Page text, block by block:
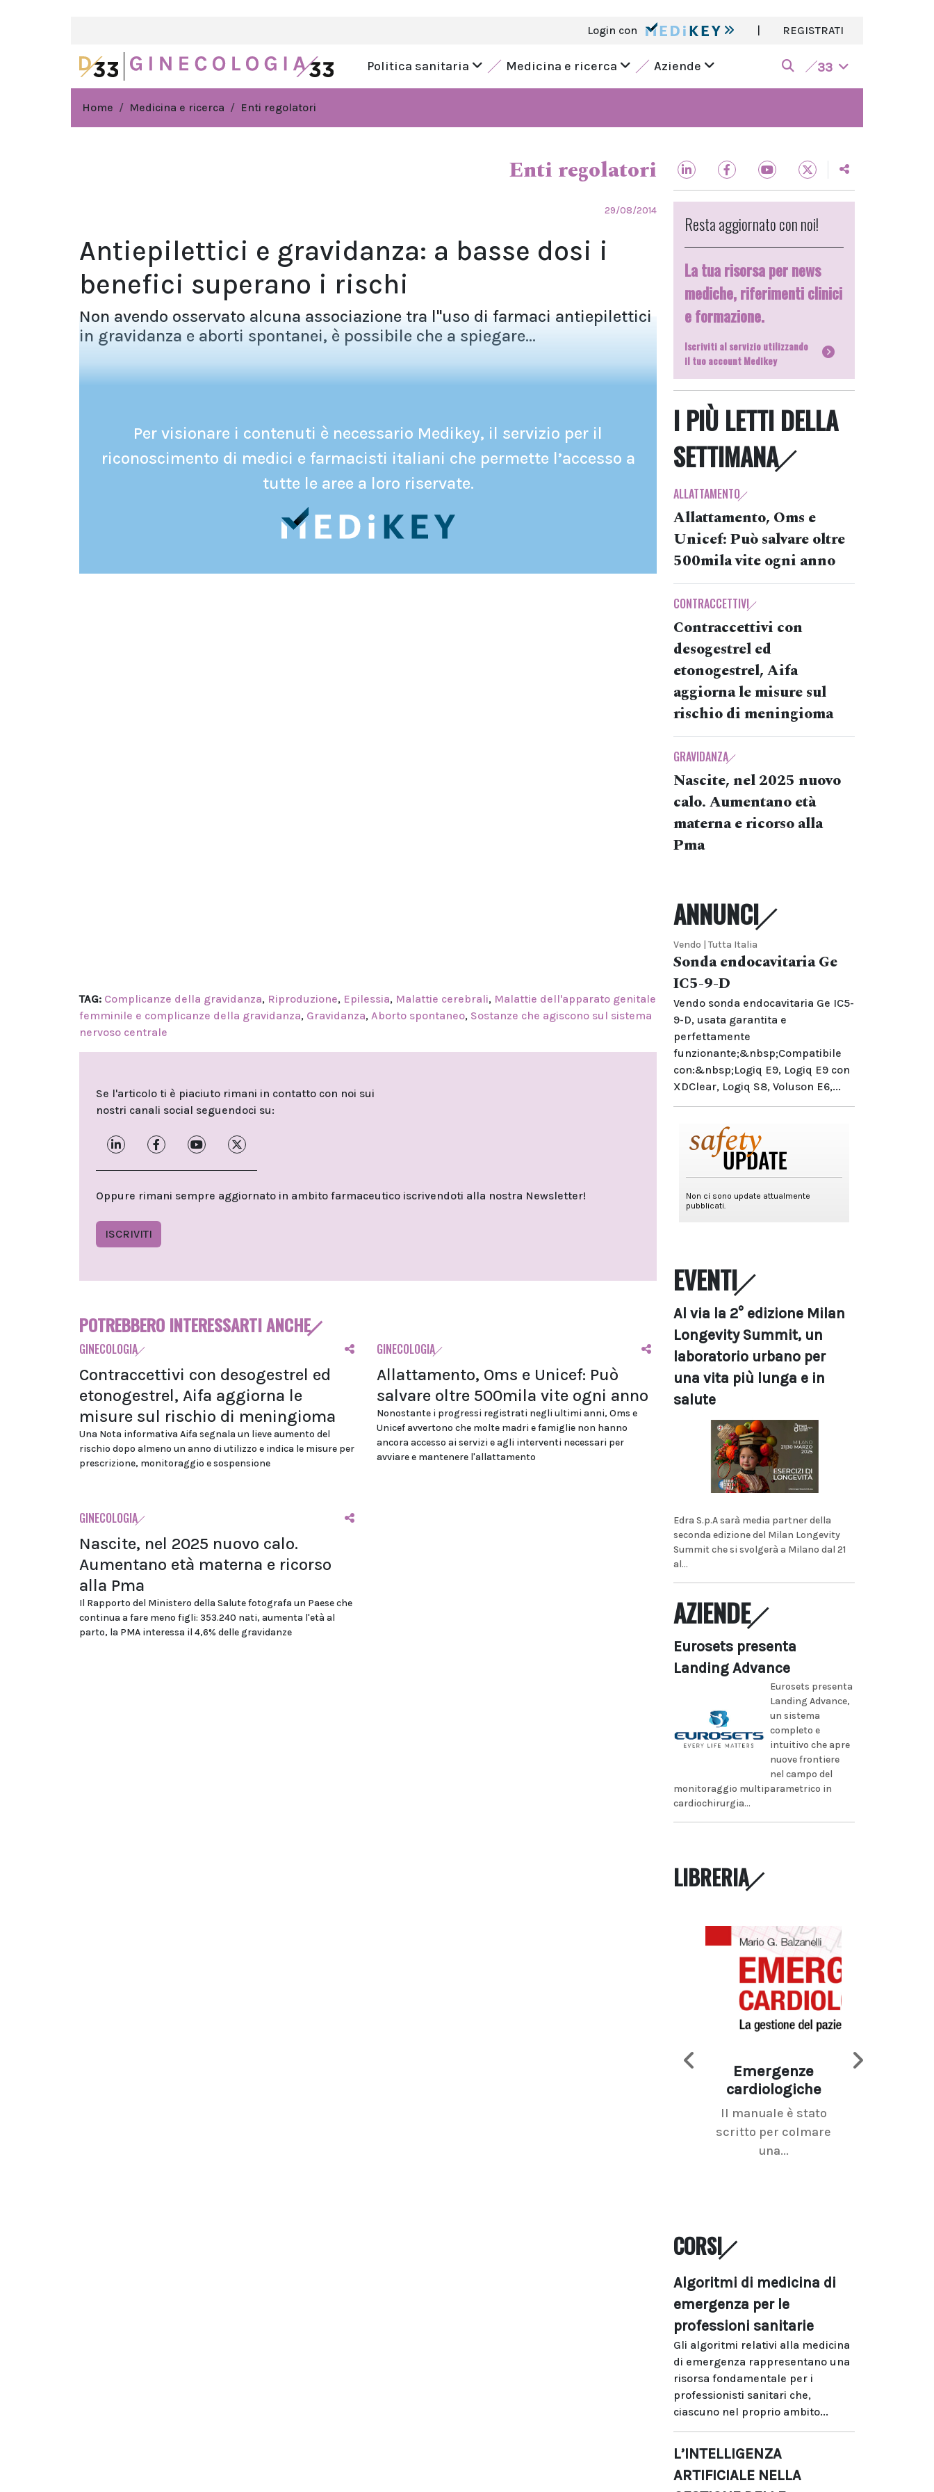
Login con | REGISTRATI
Politica sanitaria Medicina e ricerca Aziende 33
Home Medicina e ricerca Enti regolatori
Enti regolatori
29/08/2014
Antiepilettici e gravidanza: a basse dosi i
benefici superano i rischi
Non avendo osservato alcuna associazione tra l''uso di farmaci antiepilettici
in gravidanza e aborti spontanei, è possibile che a spiegare...
Per visionare i contenuti è necessario Medikey, il servizio per il
riconoscimento di medici e farmacisti italiani che permette l’accesso a
tutte le aree a loro riservate.
TAG: Complicanze della gravidanza, Riproduzione, Epilessia, Malattie cerebrali, Malattie dell'apparato genitale
femminile e complicanze della gravidanza, Gravidanza, Aborto spontaneo, Sostanze che agiscono sul sistema
nervoso centrale
Se l'articolo ti è piaciuto rimani in contatto con noi sui
nostri canali social seguendoci su:
Oppure rimani sempre aggiornato in ambito farmaceutico iscrivendoti alla nostra Newsletter!
ISCRIVITI
POTREBBERO INTERESSARTI ANCHE
GINECOLOGIA
Contraccettivi con desogestrel ed
etonogestrel, Aifa aggiorna le
misure sul rischio di meningioma
Una Nota informativa Aifa segnala un lieve aumento del
rischio dopo almeno un anno di utilizzo e indica le misure per
prescrizione, monitoraggio e sospensione
GINECOLOGIA
Allattamento, Oms e Unicef: Può
salvare oltre 500mila vite ogni anno
Nonostante i progressi registrati negli ultimi anni, Oms e
Unicef avvertono che molte madri e famiglie non hanno
ancora accesso ai servizi e agli interventi necessari per
avviare e mantenere l'allattamento
GINECOLOGIA
Nascite, nel 2025 nuovo calo.
Aumentano età materna e ricorso
alla Pma
Il Rapporto del Ministero della Salute fotografa un Paese che
continua a fare meno figli: 353.240 nati, aumenta l'età al
parto, la PMA interessa il 4,6% delle gravidanze
Resta aggiornato con noi!
La tua risorsa per news
mediche, riferimenti clinici
e formazione.
Iscriviti al servizio utilizzando
il tuo account Medikey
I PIÙ LETTI DELLA
SETTIMANA
ALLATTAMENTO
Allattamento, Oms e
Unicef: Può salvare oltre
500mila vite ogni anno
CONTRACCETTIVI
Contraccettivi con
desogestrel ed
etonogestrel, Aifa
aggiorna le misure sul
rischio di meningioma
GRAVIDANZA
Nascite, nel 2025 nuovo
calo. Aumentano età
materna e ricorso alla
Pma
ANNUNCI
Vendo | Tutta Italia
Sonda endocavitaria Ge
IC5-9-D
Vendo sonda endocavitaria Ge IC5-
9-D, usata garantita e
perfettamente
funzionante;&nbsp;Compatibile
con:&nbsp;Logiq E9, Logiq E9 con
XDClear, Logiq S8, Voluson E6,...
EVENTI
Al via la 2° edizione Milan
Longevity Summit, un
laboratorio urbano per
una vita più lunga e in
salute
Edra S.p.A sarà media partner della
seconda edizione del Milan Longevity
Summit che si svolgerà a Milano dal 21
al...
AZIENDE
Eurosets presenta
Landing Advance
Eurosets presenta
Landing Advance,
un sistema
completo e
intuitivo che apre
nuove frontiere
nel campo del
monitoraggio multiparametrico in
cardiochirurgia...
LIBRERIA
Emergenze
cardiologiche
Il manuale è stato
scritto per colmare
una...
CORSI
Algoritmi di medicina di
emergenza per le
professioni sanitarie
Gli algoritmi relativi alla medicina
di emergenza rappresentano una
risorsa fondamentale per i
professionisti sanitari che,
ciascuno nel proprio ambito...
L’INTELLIGENZA
ARTIFICIALE NELLA